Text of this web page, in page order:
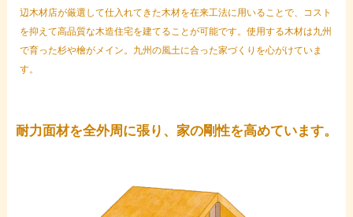
辺木材店が厳選して仕入れてきた木材を在来工法に用いることで、コスト
を抑えて高品質な木造住宅を建てることが可能です。使用する木材は九州
で育った杉や檜がメイン。九州の風土に合った家づくりを心がけていま
す。
耐力面材を全外周に張り、家の剛性を高めています。